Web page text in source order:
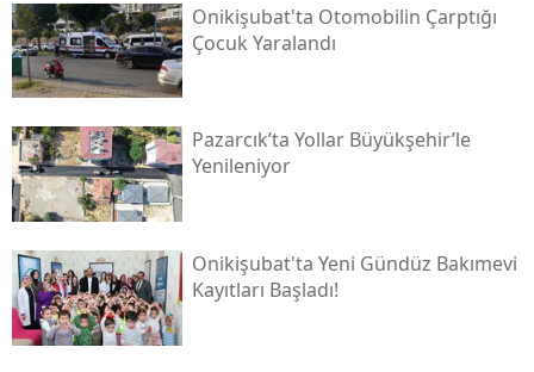
Onikişubat'ta Otomobilin Çarptığı
Çocuk Yaralandı
Pazarcık’ta Yollar Büyükşehir’le
Yenileniyor
Onikişubat'ta Yeni Gündüz Bakımevi
Kayıtları Başladı!